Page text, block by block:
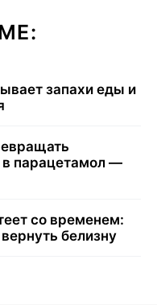
запахи еды и
в парацетамол —
со временем:
белизну